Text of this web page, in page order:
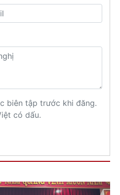
biên tập trước khi đăng.
có dấu.